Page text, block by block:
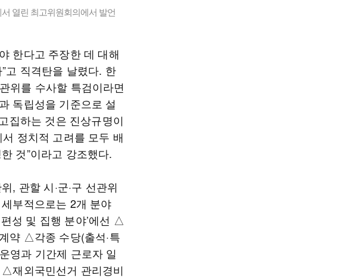
열린 최고위원회의에서 발언
한다고 주장한 데 대해
고 직격탄을 날렸다. 한
위를 수사할 특검이라면
독립성을 기준으로 설
집하는 것은 진상규명이
정치적 고려를 모두 배
것”이라고 강조했다.
, 관할 시·군·구 선관위
부적으로는 2개 분야
성 및 집행 분야’에선 △
약 △각종 수당(출석·특
영과 기간제 근로자 일
재외국민선거 관리경비